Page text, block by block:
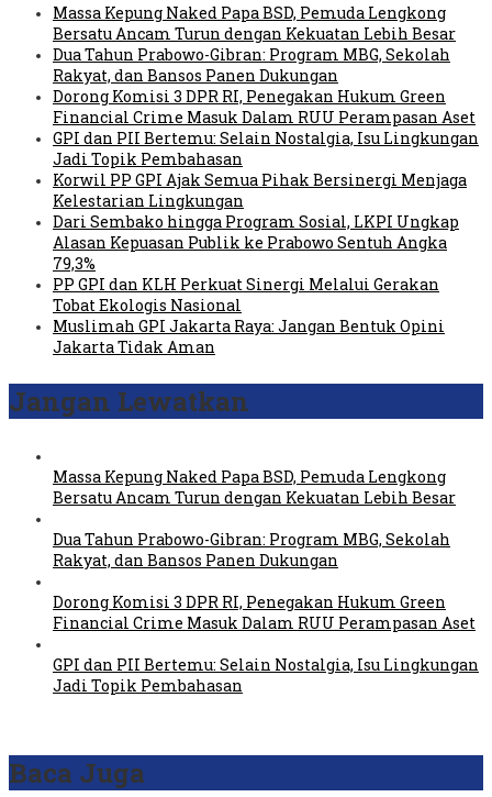
Massa Kepung Naked Papa BSD, Pemuda Lengkong
Bersatu Ancam Turun dengan Kekuatan Lebih Besar
Dua Tahun Prabowo-Gibran: Program MBG, Sekolah
Rakyat, dan Bansos Panen Dukungan
Dorong Komisi 3 DPR RI, Penegakan Hukum Green
Financial Crime Masuk Dalam RUU Perampasan Aset
GPI dan PII Bertemu: Selain Nostalgia, Isu Lingkungan
Jadi Topik Pembahasan
Korwil PP GPI Ajak Semua Pihak Bersinergi Menjaga
Kelestarian Lingkungan
Dari Sembako hingga Program Sosial, LKPI Ungkap
Alasan Kepuasan Publik ke Prabowo Sentuh Angka
79,3%
PP GPI dan KLH Perkuat Sinergi Melalui Gerakan
Tobat Ekologis Nasional
Muslimah GPI Jakarta Raya: Jangan Bentuk Opini
Jakarta Tidak Aman
Jangan Lewatkan
Massa Kepung Naked Papa BSD, Pemuda Lengkong
Bersatu Ancam Turun dengan Kekuatan Lebih Besar
Dua Tahun Prabowo-Gibran: Program MBG, Sekolah
Rakyat, dan Bansos Panen Dukungan
Dorong Komisi 3 DPR RI, Penegakan Hukum Green
Financial Crime Masuk Dalam RUU Perampasan Aset
GPI dan PII Bertemu: Selain Nostalgia, Isu Lingkungan
Jadi Topik Pembahasan
Baca Juga